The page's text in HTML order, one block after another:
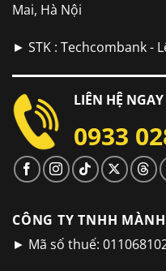
Mai, Hà Nội
► STK : Techcombank -
LIÊN HỆ NGAY
0933
CÔNG TY TNHH
► Mã số thuế: